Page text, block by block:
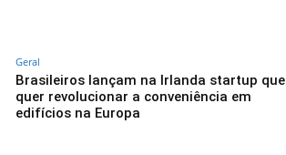
Geral
Brasileiros lançam na Irlanda startup que
quer revolucionar a conveniência em
edifícios na Europa